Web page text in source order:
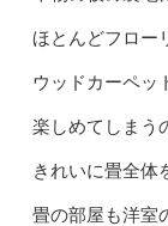
ほとんどフロー
ウッドカーペッ
楽しめてしまう
きれいに畳全体
畳の部屋も洋室